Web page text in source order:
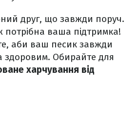
друг, що завжди поруч.
ваша підтримка!
аби ваш песик завжди
здоровим. Обирайте для
харчування від